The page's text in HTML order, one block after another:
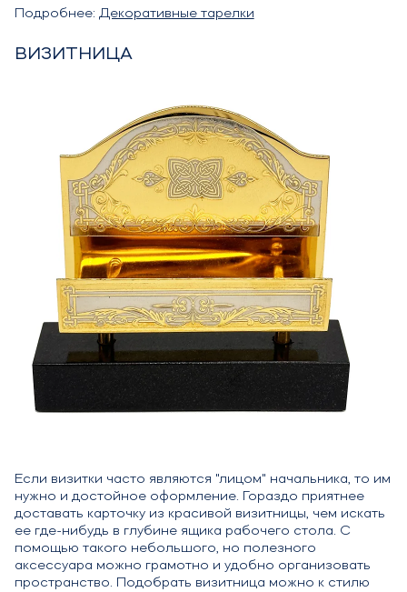
Подробнее: Декоративные тарелки
ВИЗИТНИЦА
Если визитки часто являются "лицом" начальника, то им
нужно и достойное оформление. Гораздо приятнее
доставать карточку из красивой визитницы, чем искать
ее где-нибудь в глубине ящика рабочего стола. С
помощью такого небольшого, но полезного
аксессуара можно грамотно и удобно организовать
пространство. Подобрать визитница можно к стилю